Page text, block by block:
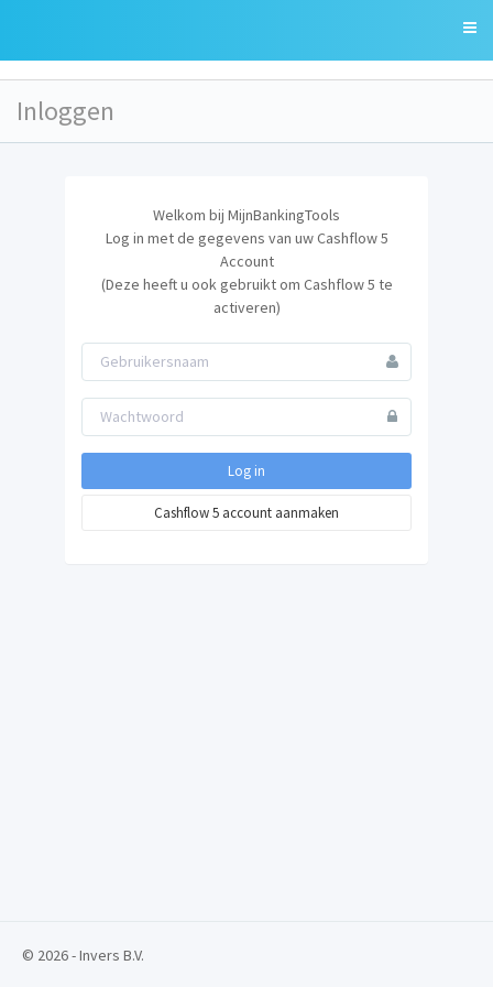
Inloggen
Welkom bij MijnBankingTools
Log in met de gegevens van uw Cashflow 5
Account
(Deze heeft u ook gebruikt om Cashflow 5 te
activeren)
Log in
Cashflow 5 account aanmaken
© 2026 - Invers B.V.